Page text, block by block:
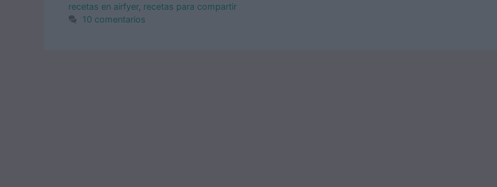
recetas en airfyer, recetas para compartir
10 comentarios